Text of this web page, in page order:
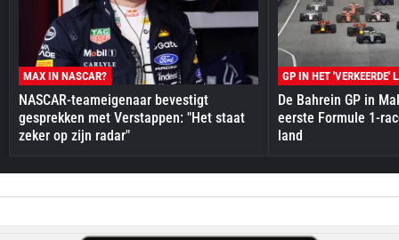
MAX IN NASCAR?
NASCAR-teameigenaar bevestigt
gesprekken met Verstappen: "Het staat
zeker op zijn radar"
GP IN HET 'VERKEERDE'
De Bahrein GP in
eerste Formule 1-
land